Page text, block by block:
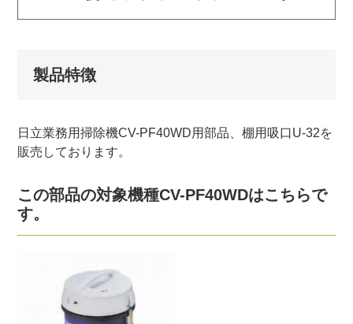
製品特徴
日立業務用掃除機CV-PF40WD用部品、棚用吸口U-32を
販売しております。
この部品の対象機種CV-PF40WDはこちらで
す。